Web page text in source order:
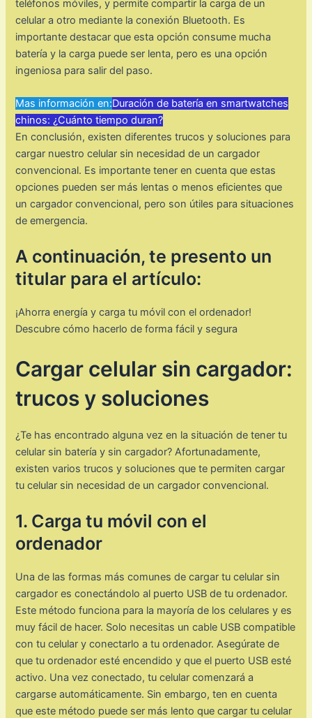
teléfonos móviles, y permite compartir la carga de un
celular a otro mediante la conexión Bluetooth. Es
importante destacar que esta opción consume mucha
batería y la carga puede ser lenta, pero es una opción
ingeniosa para salir del paso.
Mas información en:Duración de batería en smartwatches
chinos: ¿Cuánto tiempo duran?
En conclusión, existen diferentes trucos y soluciones para
cargar nuestro celular sin necesidad de un cargador
convencional. Es importante tener en cuenta que estas
opciones pueden ser más lentas o menos eficientes que
un cargador convencional, pero son útiles para situaciones
de emergencia.
A continuación, te presento un
titular para el artículo:
¡Ahorra energía y carga tu móvil con el ordenador!
Descubre cómo hacerlo de forma fácil y segura
Cargar celular sin cargador:
trucos y soluciones
¿Te has encontrado alguna vez en la situación de tener tu
celular sin batería y sin cargador? Afortunadamente,
existen varios trucos y soluciones que te permiten cargar
tu celular sin necesidad de un cargador convencional.
1. Carga tu móvil con el
ordenador
Una de las formas más comunes de cargar tu celular sin
cargador es conectándolo al puerto USB de tu ordenador.
Este método funciona para la mayoría de los celulares y es
muy fácil de hacer. Solo necesitas un cable USB compatible
con tu celular y conectarlo a tu ordenador. Asegúrate de
que tu ordenador esté encendido y que el puerto USB esté
activo. Una vez conectado, tu celular comenzará a
cargarse automáticamente. Sin embargo, ten en cuenta
que este método puede ser más lento que cargar tu celular